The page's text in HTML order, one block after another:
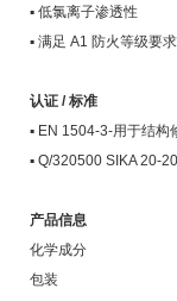
▪ 低氯离子渗透性
▪ 满足 A1 防火等级要求
认证 / 标准
▪ EN 1504-3-用于结构
▪ Q/320500 SIKA 20-
产品信息
化学成分 水泥、
包装 25